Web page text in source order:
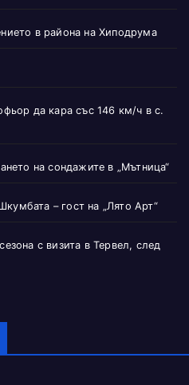
в района на Хиподрума
да кара със 146 км/ч в с.
на сондажите в „Мътница“
– гост на „Лято Арт“
с визита в Тервел, след